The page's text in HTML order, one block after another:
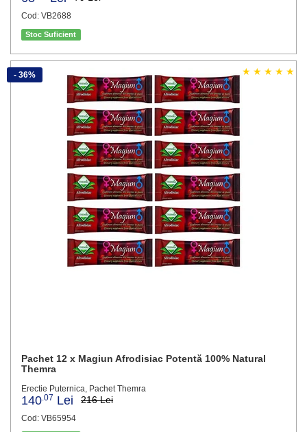
Cod: VB2688
Stoc Suficient
Pachet 12 x Magiun Afrodisiac Potentă 100% Natural
Themra
Erectie Puternica, Pachet Themra
140 .07 Lei 216 Lei
Cod: VB65954
- 36%